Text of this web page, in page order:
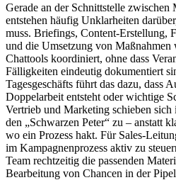
Gerade an der Schnittstelle zwischen
entstehen häufig Unklarheiten
muss. Briefings, Content-Erstellung,
und die Umsetzung von
Chattools koordiniert, ohne dass
Fälligkeiten eindeutig dokumentiert
Tagesgeschäfts führt das dazu, dass
Doppelarbeit entsteht oder wichtige
Vertrieb und Marketing schieben
den „Schwarzen Peter“ zu – anstatt
wo ein Prozess hakt. Für Sales-
im Kampagnenprozess aktiv zu
Team rechtzeitig die passenden
Bearbeitung von Chancen in der